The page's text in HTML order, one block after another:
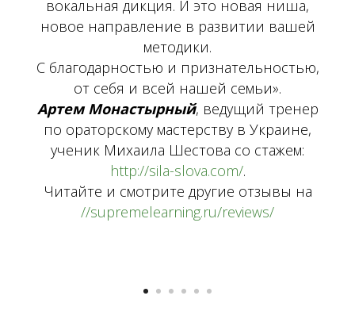
вокальная дикция. И это новая ниша,
новое направление в развитии вашей
методики.
С благодарностью и признательностью,
от себя и всей нашей семьи».
Артем Монастырный, ведущий тренер
по ораторскому мастерству в Украине,
ученик Михаила Шестова со стажем:
http://sila-slova.com/.
Читайте и смотрите другие отзывы на
//supremelearning.ru/reviews/